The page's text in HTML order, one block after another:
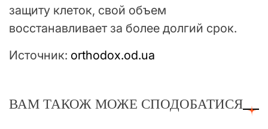
защиту клеток, свой объем
восстанавливает за более долгий срок.
Источник: orthodox.od.ua
ВАМ ТАКОЖ МОЖЕ СПОДОБАТИСЯ